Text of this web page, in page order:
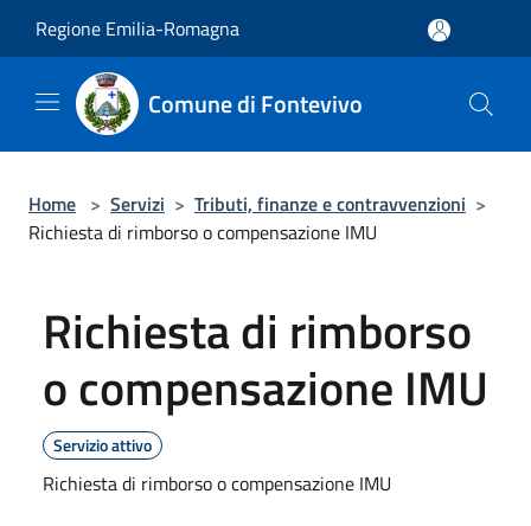
Regione Emilia-Romagna
Comune di Fontevivo
Home > Servizi > Tributi, finanze e contravvenzioni >
Richiesta di rimborso o compensazione IMU
Richiesta di rimborso
o compensazione IMU
Servizio attivo
Richiesta di rimborso o compensazione IMU